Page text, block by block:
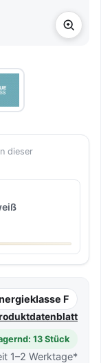
dieser
F
13 Stück
1–2 Werktage*